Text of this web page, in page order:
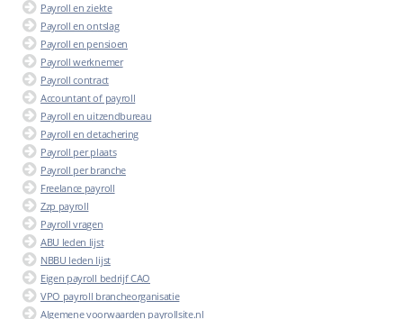
Payroll en ziekte
Payroll en ontslag
Payroll en pensioen
Payroll werknemer
Payroll contract
Accountant of payroll
Payroll en uitzendbureau
Payroll en detachering
Payroll per plaats
Payroll per branche
Freelance payroll
Zzp payroll
Payroll vragen
ABU leden lijst
NBBU leden lijst
Eigen payroll bedrijf CAO
VPO payroll brancheorganisatie
Algemene voorwaarden payrollsite.nl